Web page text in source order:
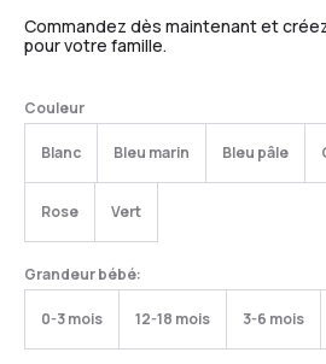
Commandez dès maintenant et
pour votre famille.
Couleur
Blanc Bleu marin Bleu pâle
Rose Vert
Grandeur bébé:
0-3 mois 12-18 mois 3-6 mois